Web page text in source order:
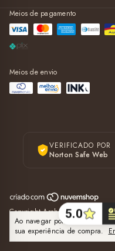
Ao navegar por este site
sua experiência de compra.
Meios de pagamento
Meios de envio
VERIFICADO POR
Norton Safe Web
Copyright Arch Store -
reservados.